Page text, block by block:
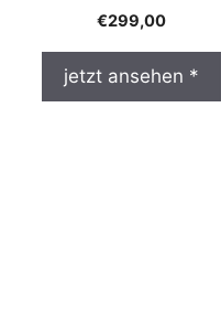
€299,00
jetzt ansehen *